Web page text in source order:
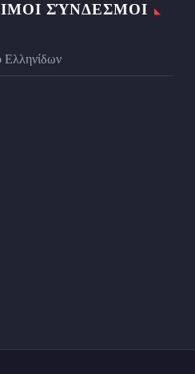
ΣΎΝΔΕΣΜΟΙ
Ελληνίδων